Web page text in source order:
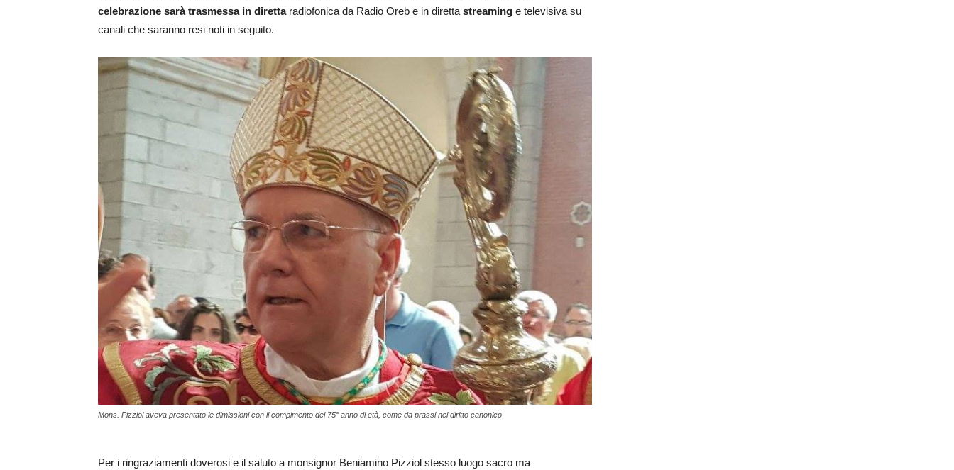
celebrazione sarà trasmessa in direttaradiofonica da Radio Oreb e in diretta streaming e televisiva su
canali che saranno resi noti in seguito.
Mons. Pizziol aveva presentato le dimissioni con il compimento del 75° anno di età, come da prassi nel diritto canonico
Per i ringraziamenti doverosi e il saluto a monsignor Beniamino Pizziol stesso luogo sacro ma